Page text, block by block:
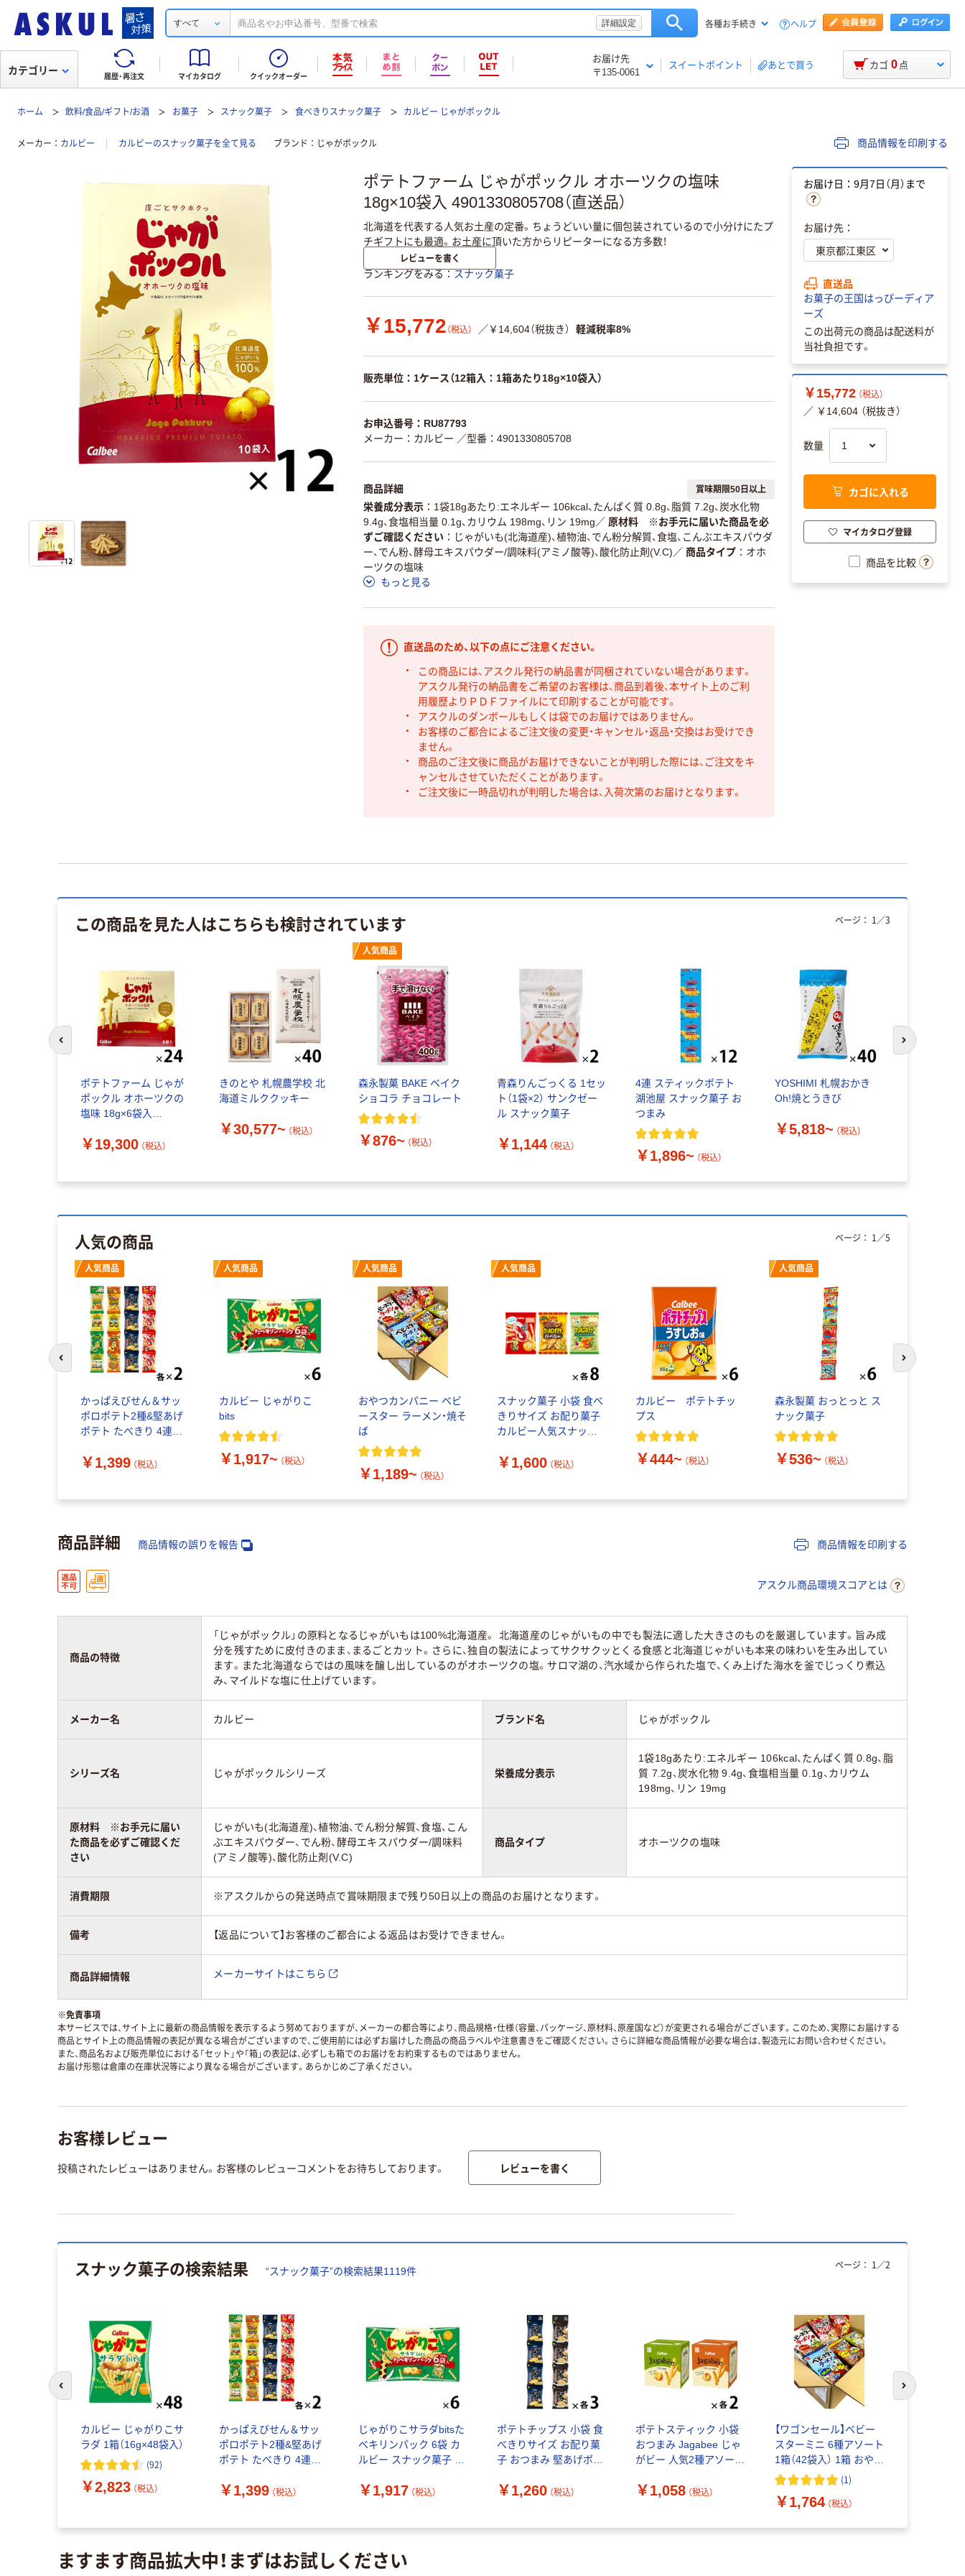
すべて 詳細設定 各種お手続き ヘルプ
履歴・再注文 マイカタログ クイックオーダー
お届け先
〒135-0061
スイートポイント あとで買う
カテゴリー カゴ 0 点
ホーム 飲料/食品/ギフト/お酒 お菓子 スナック菓子 食べきりスナック菓子 カルビー じゃがポックル
メーカー カルビー カルビーのスナック菓子を全て見る ブランド じゃがポックル 商品情報を印刷する
ポテトファーム じゃがポックル オホーツクの塩味
18g×10袋入 4901330805708（直送品）
北海道を代表する人気お土産の定番。ちょうどいい量に個包装されているので小分けにたプ
チギフトにも最適。お土産に頂いた方からリピーターになる方多数！
レビューを書く
ランキングをみる スナック菓子
￥15,772 （税込） ／￥14,604（税抜き） 軽減税率8%
販売単位：1ケース（12箱入：1箱あたり18g×10袋入）
お申込番号：RU87793
メーカー：カルビー ／型番：4901330805708
商品詳細 賞味期限50日以上
栄養成分表示
1袋18gあたり:エネルギー 106kcal、たんぱく質 0.8g、脂質 7.2g、炭水化物
9.4g、食塩相当量 0.1g、カリウム 198mg、リン 19mg ／ 原材料 ※お手元に届いた商品を必
ずご確認ください
じゃがいも(北海道産)、植物油、でん粉分解質、食塩、こんぶエキスパウダ
ー、でん粉、酵母エキスパウダー/調味料(アミノ酸等)、酸化防止剤(V.C) ／ 商品タイプ
オホ
ーツクの塩味
もっと見る
直送品のため、以下の点にご注意ください。
この商品には、アスクル発行の納品書が同梱されていない場合があります。
アスクル発行の納品書をご希望のお客様は、商品到着後、本サイト上のご利
用履歴よりＰＤＦファイルにて印刷することが可能です。
アスクルのダンボールもしくは袋でのお届けではありません。
お客様のご都合によるご注文後の変更・キャンセル・返品・交換はお受けでき
ません。
商品のご注文後に商品がお届けできないことが判明した際には、ご注文をキ
ャンセルさせていただくことがあります。
ご注文後に一時品切れが判明した場合は、入荷次第のお届けとなります。
お届け日：9月7日（月）まで
お届け先：
直送品
お菓子の王国はっぴーディア
ーズ
この出荷元の商品は配送料が
当社負担です。
￥15,772 （税込）
／ ￥14,604 （税抜き）
数量
カゴに入れる
マイカタログ登録
商品を比較
この商品を見た人はこちらも検討されています
ポテトファーム じゃが
ポックル オホーツクの
塩味 18g×6袋入
ス(24箱入:1箱あたり
￥19,300 （税込）
きのとや 札幌農学校 北
海道ミルククッキー
￥30,577~ （税込）
人気商品
森永製菓 BAKE ベイク
ショコラ チョコレート
￥876~ （税込）
青森りんごっくる 1セッ
ト（1袋×2） サンクゼー
ル スナック菓子
￥1,144 （税込）
4連 スティックポテト
湖池屋 スナック菓子 お
つまみ
￥1,896~ （税込）
YOSHIMI 札幌おかき
Oh!焼とうきび
￥5,818~ （税込）
ページ： 1 ／3
前のスライドへ 次のスライド
人気の商品
人気商品
かっぱえびせん＆サッ
ポロポテト2種&堅あげ
ポテト たべきり 4連パ
×各種2個）小袋 小分け
￥1,399 （税込）
人気商品
カルビー じゃがりこ
bits
￥1,917~ （税込）
人気商品
おやつカンパニー ベビ
ースター ラーメン・焼そ
ば
￥1,189~ （税込）
人気商品
スナック菓子 小袋 食べ
きりサイズ お配り菓子
カルビー人気スナック 3
×24）
￥1,600 （税込）
カルビー ポテトチッ
プス
￥444~ （税込）
人気商品
森永製菓 おっとっと ス
ナック菓子
￥536~ （税込）
ページ： 1 ／5
前のスライドへ 次のスライド
商品詳細 商品情報の誤りを報告 商品情報を印刷する
アスクル商品環境スコアとは
商品の特徴
「じゃがポックル」の原料となるじゃがいもは100%北海道産。 北海道産のじゃがいもの中でも製法に適した大きさのものを厳選しています。旨み成
分を残すために皮付きのまま、まるごとカット。さらに、独自の製法によってサクサクッとくる食感と北海道じゃがいも本来の味わいを生み出してい
ます。また北海道ならではの風味を醸し出しているのがオホーツクの塩。サロマ湖の、汽水域から作られた塩で、くみ上げた海水を釜でじっくり煮込
み、マイルドな塩に仕上げています。
メーカー名 カルビー ブランド名 じゃがポックル
シリーズ名 じゃがポックルシリーズ 栄養成分表示
1袋18gあたり:エネルギー 106kcal、たんぱく質 0.8g、脂
質 7.2g、炭水化物 9.4g、食塩相当量 0.1g、カリウム
198mg、リン 19mg
原材料 ※お手元に届い
た商品を必ずご確認くだ
さい
じゃがいも(北海道産)、植物油、でん粉分解質、食塩、こん
ぶエキスパウダー、でん粉、酵母エキスパウダー/調味料
(アミノ酸等)、酸化防止剤(V.C)
商品タイプ オホーツクの塩味
消費期限 ※アスクルからの発送時点で賞味期限まで残り50日以上の商品のお届けとなります。
備考 【返品について】お客様のご都合による返品はお受けできません。
商品詳細情報 メーカーサイトはこちら
※免責事項
本サービスでは、サイト上に最新の商品情報を表示するよう努めておりますが、メーカーの都合等により、商品規格・仕様（容量、パッケージ、原材料、原産国など）が変更される場合がございます。このため、実際にお届けする
商品とサイト上の商品情報の表記が異なる場合がございますので、ご使用前には必ずお届けした商品の商品ラベルや注意書きをご確認ください。さらに詳細な商品情報が必要な場合は、製造元にお問い合わせください。
また、商品名および販売単位における「セット」や「箱」の表記は、必ずしも箱でのお届けをお約束するものではありません。
お届け形態は倉庫の在庫状況等により異なる場合がございます。あらかじめご了承ください。
お客様レビュー
投稿されたレビューはありません。お客様のレビューコメントをお待ちしております。 レビューを書く
スナック菓子の検索結果 “スナック菓子”の検索結果1119件
カルビー じゃがりこサ
ラダ 1箱（16g×48袋入）
(92)
￥2,823 （税込）
かっぱえびせん＆サッ
ポロポテト2種&堅あげ
ポテト たべきり 4連パ
×各種2個）小袋 小分け
￥1,399 （税込）
じゃがりこサラダbitsた
べキリンパック 6袋 カ
ルビー スナック菓子 お
￥1,917 （税込）
ポテトチップス 小袋 食
べきりサイズ お配り菓
子 おつまみ 堅あげポテ
15g×4連 1セット（1連
￥1,260 （税込）
ポテトスティック 小袋
おつまみ Jagabee じゃ
がビー 人気2種アソート
×4）
￥1,058 （税込）
【ワゴンセール】ベビー
スターミニ 6種アソート
1箱（42袋入） 1箱 おやつ
カンパニー
(1)
￥1,764 （税込）
ページ： 1 ／2
前のスライドへ 次のスライド
ますます商品拡大中！まずはお試しください